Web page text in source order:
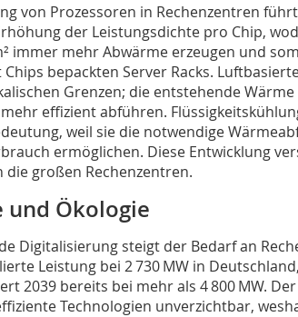
von Prozessoren in Rechenzentren
der Leistungsdichte pro Chip,
immer mehr Abwärme erzeugen und
bepackten Server Racks.
Grenzen; die entstehende
effizient abführen.
weil sie die notwendige
ermöglichen. Diese Entwicklung
großen Rechenzentren.
und Ökologie
Digitalisierung steigt der Bedarf an
Leistung bei 2 730 MW in
2039 bereits bei mehr als 4 800 MW.
Technologien unverzichtbar,